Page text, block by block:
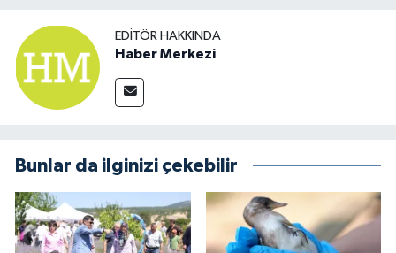
EDITÖR HAKKINDA
Haber Merkezi
Bunlar da ilginizi çekebilir